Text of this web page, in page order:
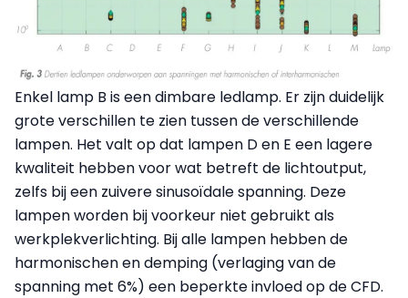
Enkel lamp B is een dimbare ledlamp. Er zijn duidelijk
grote verschillen te zien tussen de verschillende
lampen. Het valt op dat lampen D en E een lagere
kwaliteit hebben voor wat betreft de lichtoutput,
zelfs bij een zuivere sinusoïdale spanning. Deze
lampen worden bij voorkeur niet gebruikt als
werkplekverlichting. Bij alle lampen hebben de
harmonischen en demping (verlaging van de
spanning met 6%) een beperkte invloed op de CFD.